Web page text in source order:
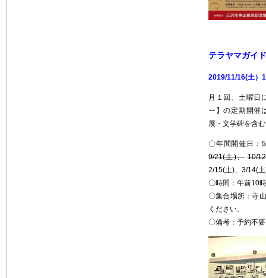
テラヤマガイ
2019/11/16(土）
月１回、土曜日
ー】の定期開催
展・文学碑を含
〇年間開催日：
9/21(土)、 10/
2/15(土)、3/14(
〇時間：午前10
〇集合場所：寺
ください。
〇備考：予約不